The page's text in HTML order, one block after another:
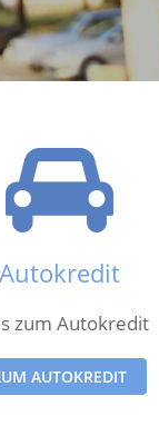
Autokredit
zum Autokredit
AUTOKREDIT